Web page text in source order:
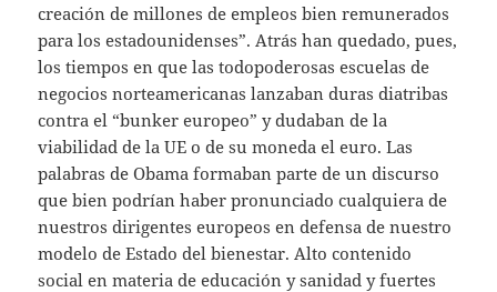
creación de millones de empleos bien remunerados
para los estadounidenses”. Atrás han quedado, pues,
los tiempos en que las todopoderosas escuelas de
negocios norteamericanas lanzaban duras diatribas
contra el “bunker europeo” y dudaban de la
viabilidad de la UE o de su moneda el euro. Las
palabras de Obama formaban parte de un discurso
que bien podrían haber pronunciado cualquiera de
nuestros dirigentes europeos en defensa de nuestro
modelo de Estado del bienestar. Alto contenido
social en materia de educación y sanidad y fuertes